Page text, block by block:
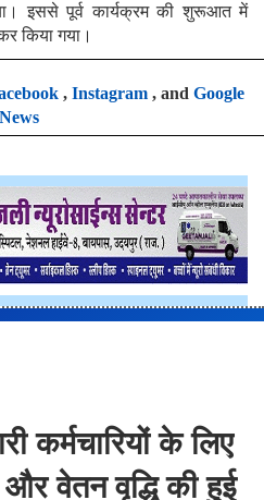
इससे पूर्व कार्यक्रम की शुरूआत में
किया गया।
, Instagram, and Google
News
कर्मचारियों के लिए
वेतन वृद्धि की हुई